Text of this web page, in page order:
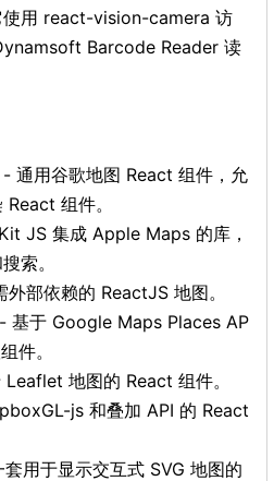
使用 react-vision-camera 访
Barcode Reader 读
- 通用谷歌地图 React 组件，允
组件。
JS 集成 Apple Maps 的库，
索。
外部依赖的 ReactJS 地图。
- 基于 Google Maps Places AP
件。
地图的 React 组件。
js 和叠加 API 的 React
套用于显示交互式 SVG 地图的